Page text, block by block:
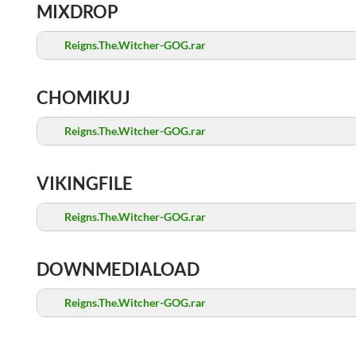
MIXDROP
Reigns.The.Witcher-GOG.rar
CHOMIKUJ
Reigns.The.Witcher-GOG.rar
VIKINGFILE
Reigns.The.Witcher-GOG.rar
DOWNMEDIALOAD
Reigns.The.Witcher-GOG.rar